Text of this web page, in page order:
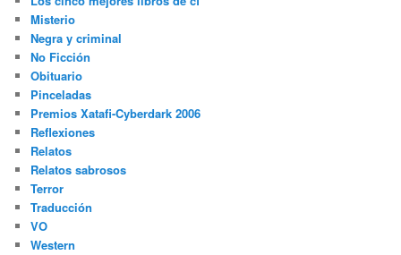
Misterio
Negra y criminal
No Ficción
Obituario
Pinceladas
Premios Xatafi-Cyberdark 2006
Reflexiones
Relatos
Relatos sabrosos
Terror
Traducción
VO
Western